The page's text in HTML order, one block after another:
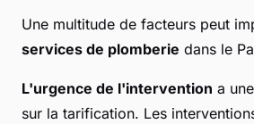
Une multitude de facteurs peut
services de plomberie dans le
L'urgence de l'intervention a
sur la tarification. Les